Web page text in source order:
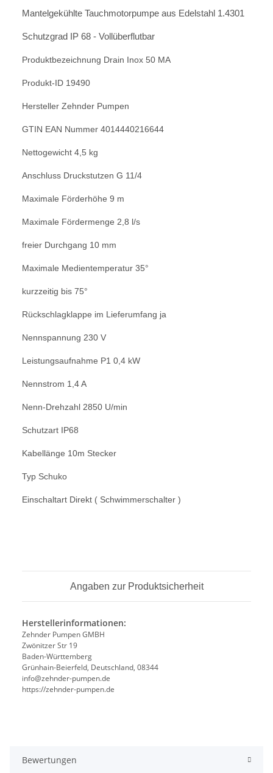
Mantelgekühlte Tauchmotorpumpe aus Edelstahl 1.4301
Schutzgrad IP 68 - Vollüberflutbar
Produktbezeichnung Drain Inox 50 MA
Produkt-ID 19490
Hersteller Zehnder Pumpen
GTIN EAN Nummer 4014440216644
Nettogewicht 4,5 kg
Anschluss Druckstutzen G 11/4
Maximale Förderhöhe 9 m
Maximale Fördermenge 2,8 l/s
freier Durchgang 10 mm
Maximale Medientemperatur 35°
kurzzeitig bis 75°
Rückschlagklappe im Lieferumfang ja
Nennspannung 230 V
Leistungsaufnahme P1 0,4 kW
Nennstrom 1,4 A
Nenn-Drehzahl 2850 U/min
Schutzart IP68
Kabellänge 10m Stecker
Typ Schuko
Einschaltart Direkt ( Schwimmerschalter )
Angaben zur Produktsicherheit
Herstellerinformationen:
Zehnder Pumpen GMBH
Zwönitzer Str 19
Baden-Württemberg
Grünhain-Beierfeld, Deutschland, 08344
info@zehnder-pumpen.de
https://zehnder-pumpen.de
Bewertungen